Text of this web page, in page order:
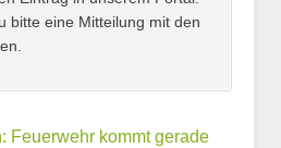
bitte eine Mitteilung mit den
Feuerwehr kommt gerade